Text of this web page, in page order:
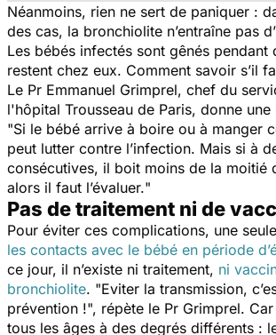
Néanmoins, rien ne sert de paniquer :
des cas, la bronchiolite n’entraîne pas
Les bébés infectés sont gênés pendant
restent chez eux. Comment savoir s’il
Le Pr Emmanuel Grimprel, chef du
l'hôpital Trousseau de Paris, donne
"Si le bébé arrive à boire ou à manger
peut lutter contre l’infection. Mais si à
consécutives, il boit moins de la moitié
alors il faut l’évaluer."
Pas de traitement ni de
Pour éviter ces complications, une
les contacts avec le bébé en période
ce jour, il n’existe ni traitement, ni
bronchiolite. "Eviter la transmission,
prévention !", répète le Pr Grimprel.
tous les âges à des degrés différents :